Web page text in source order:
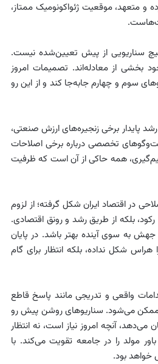
و متعهد، موقعیت ژئواکونومیک ممتاز،
سناریویی از پیش تعیین‌شده نیست.
بخشی از معادله‌اند. تصمیمات امروز
سوم و چهارم جابه‌جا کند و از این رو
پایدار برخی زنجیره‌های ارزش صنعتی،
تخصصی درباره برخی اصلاحات
همه حاکی از آن است که ظرفیت
در اقتصاد ایران شکل گرفته؛ از لزوم
بلکه از طریق رشد و رونق اقتصادی.
به سوی آینده بهتر باشد. در پایان
شکل نداده، بلکه انتظار برای گام
واقعی و تدریجی مانند پاسخ قاطع
ممکن می‌شود. سناریوهای روشن پیش رو
آنچه امروز نیاز است، نه انتظار
مولد را در جامعه تقویت می‌کند. با
بود.